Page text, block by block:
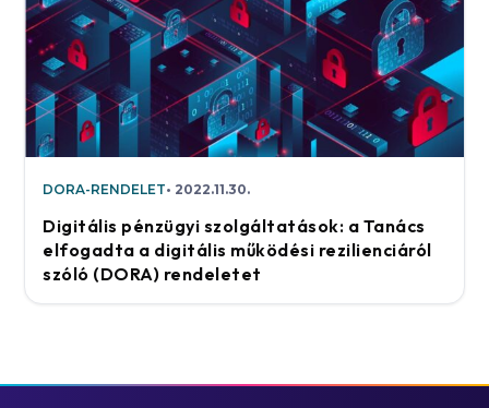
DORA-RENDELET 2022.11.30.
Digitális pénzügyi szolgáltatások: a Tanács
elfogadta a digitális működési rezilienciáról
szóló (DORA) rendeletet